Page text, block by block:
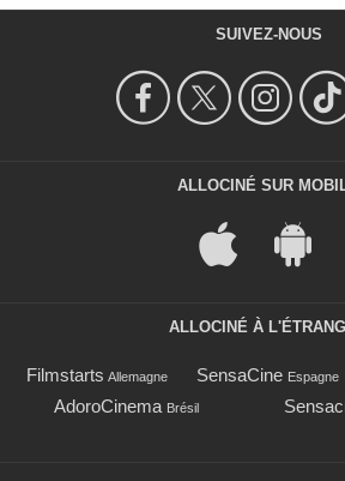
SUIVEZ-NOUS
ALLOCINÉ SUR
ALLOCINÉ À
Filmstarts Allemagne SensaCine Espagne
AdoroCinema Brésil